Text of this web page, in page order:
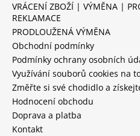
VRÁCENÍ ZBOŽÍ | VÝMĚNA |
REKLAMACE
PRODLOUŽENÁ VÝMĚNA
Obchodní podmínky
Podmínky ochrany osobních
Využívání souborů cookies na
Změřte si své chodidlo a
Hodnocení obchodu
Doprava a platba
Kontakt